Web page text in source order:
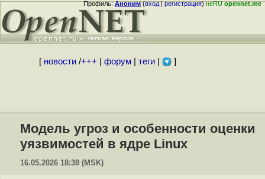
Профиль:Аноним(вход|регистрация)неRUopennet.me
[ новости/+++ форум| теги| ]
Модель угроз и особенности оценки
уязвимостей в ядре Linux
16.05.2026 18:38 (MSK)